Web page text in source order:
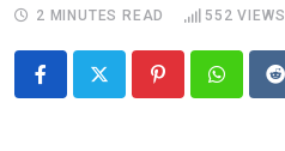
2 MINUTES READ 552 VIEWS
Pinterest